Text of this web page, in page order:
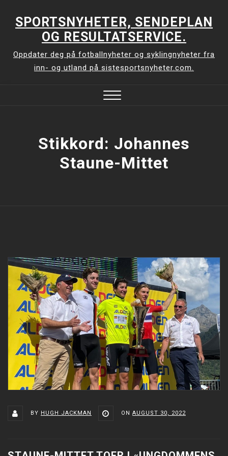
SPORTSNYHETER, SENDEPLAN
OG RESULTATSERVICE.
Oppdater deg på fotballnyheter og syklingnyheter fra
inn- og utland på sistesportsnyheter.com.
Stikkord: Johannes
Staune-Mittet
BY HUGH JACKMAN ON AUGUST 30, 2022